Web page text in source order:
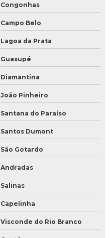
Congonhas
Campo Belo
Lagoa da Prata
Guaxupé
Diamantina
João Pinheiro
Santana do Paraíso
Santos Dumont
São Gotardo
Andradas
Salinas
Capelinha
Visconde do Rio Branco